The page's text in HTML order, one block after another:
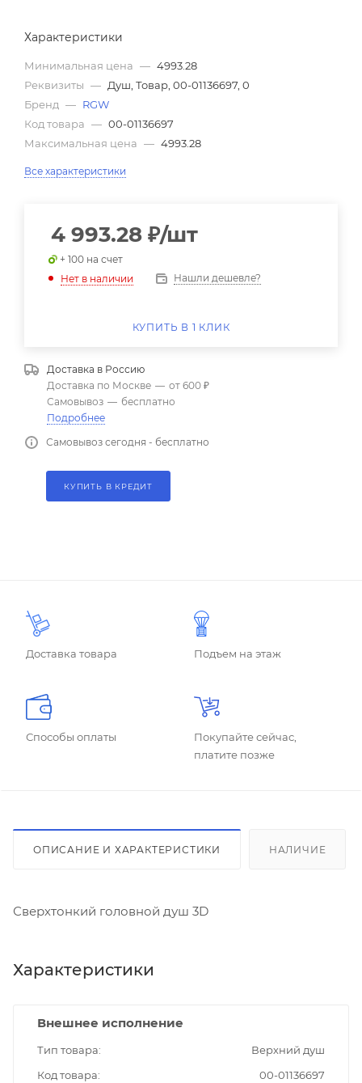
Характеристики
Минимальная цена — 4993.28
Реквизиты — Душ, Товар, 00-01136697, 0
Бренд — RGW
Код товара — 00-01136697
Максимальная цена — 4993.28
Все характеристики
4 993.28 ₽/шт
+ 100 на счет
Нет в наличии
Нашли дешевле?
КУПИТЬ В 1 КЛИК
Доставка в Россию
Доставка по Москве — от 600 ₽
Самовывоз — бесплатно
Подробнее
Самовывоз сегодня - бесплатно
КУПИТЬ В КРЕДИТ
Доставка товара Подъем на этаж
Способы оплаты
Покупайте сейчас,
платите позже
ОПИСАНИЕ И ХАРАКТЕРИСТИКИ НАЛИЧИЕ
Сверхтонкий головной душ 3D
Характеристики
Внешнее исполнение
Тип товара
Верхний душ
Код товара
00-01136697